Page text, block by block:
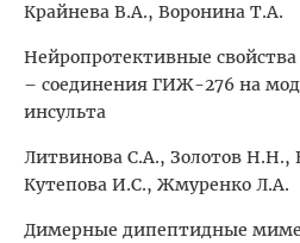
Крайнева В.А., Воронина Т.А.
Нейропротективные
– соединения ГИЖ-276 на
инсульта
Литвинова С.А., Золотов Н.Н.,
Кутепова И.С., Жмуренко Л.А.
Димерные дипептидные